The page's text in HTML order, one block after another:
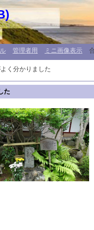
管理者用 ミニ画像表示
く分かりました
た